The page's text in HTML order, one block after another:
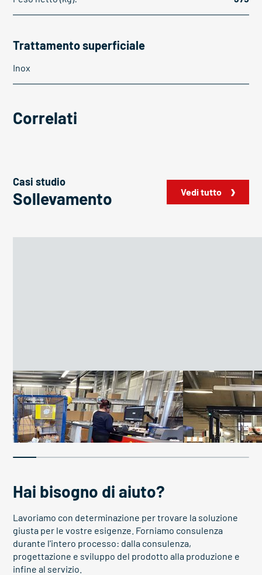
Trattamento superficiale
Inox
Correlati
Casi studio
Sollevamento Vedi tutto
Piattaforme di lavoro migliorano
le condizioni di lavoro
L’elevatore
l’accesso e
Hai bisogno di aiuto?
Lavoriamo con determinazione per trovare la soluzione
giusta per le vostre esigenze. Forniamo consulenza
durante l'intero processo: dalla consulenza,
progettazione e sviluppo del prodotto alla produzione e
infine al servizio.